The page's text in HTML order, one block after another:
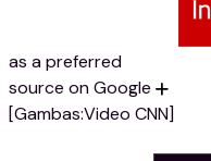
as a preferred
source on Google
[Gambas:Video CNN]